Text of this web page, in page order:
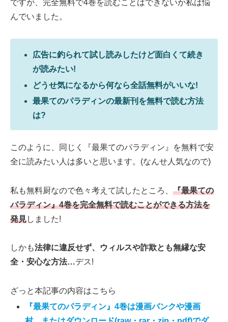
ですが、完全無料で4巻を読むことはできないか私は悩
んでいました。
広告に釣られて試し読みしたけど面白くて続き
が読みたい!
どうせ気になるから何なら全話無料がいいな!
最果てのパラディンの最新刊を無料で読む方法
は?
このように、同じく『最果てのパラディン』を無料で安
全に読みたい人は多いと思います。(なんせ人気なので)
私も無料厨なので色々考えて試したところ、 『最果ての
パラディン』4巻を完全無料で読むことができる方法を
発見しました!
しかも法律に違反せず、ウィルスや詐欺とも無縁な安
全・安心な方法…デス!
ざっと本記事の内容はこちら
『最果てのパラディン』4巻は漫画バンクや漫画